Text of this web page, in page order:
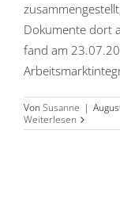
Dokumente dort
fand am
Von Susanne |
Weiterlesen